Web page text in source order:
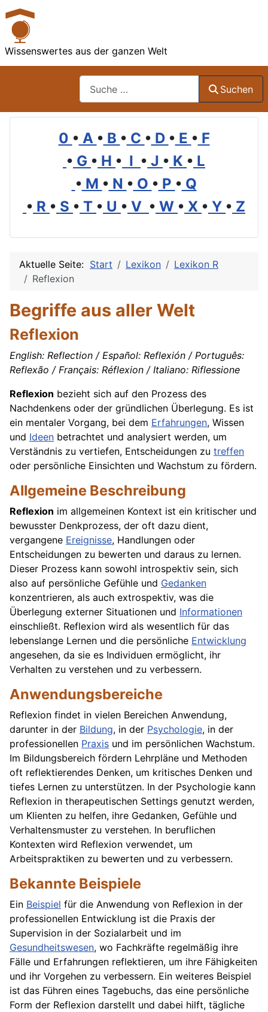
Wissenswertes aus der ganzen Welt
Suchen
0 • A • B • C • D • E • F
• G • H • I • J • K • L
• M • N • O • P • Q
• R • S • T • U • V • W • X • Y • Z
Aktuelle Seite: Start Lexikon
Lexikon R
Reflexion
Begriffe aus aller Welt
Reflexion
English: Reflection / Español: Reflexión / Português:
Reflexão / Français: Réflexion / Italiano: Riflessione
Reflexion bezieht sich auf den Prozess des
Nachdenkens oder der gründlichen Überlegung. Es ist
ein mentaler Vorgang, bei dem Erfahrungen, Wissen
und Ideen betrachtet und analysiert werden, um
Verständnis zu vertiefen, Entscheidungen zu treffen
oder persönliche Einsichten und Wachstum zu fördern.
Allgemeine Beschreibung
Reflexion im allgemeinen Kontext ist ein kritischer und
bewusster Denkprozess, der oft dazu dient,
vergangene Ereignisse, Handlungen oder
Entscheidungen zu bewerten und daraus zu lernen.
Dieser Prozess kann sowohl introspektiv sein, sich
also auf persönliche Gefühle und Gedanken
konzentrieren, als auch extrospektiv, was die
Überlegung externer Situationen und Informationen
einschließt. Reflexion wird als wesentlich für das
lebenslange Lernen und die persönliche Entwicklung
angesehen, da sie es Individuen ermöglicht, ihr
Verhalten zu verstehen und zu verbessern.
Anwendungsbereiche
Reflexion findet in vielen Bereichen Anwendung,
darunter in der Bildung, in der Psychologie, in der
professionellen Praxis und im persönlichen Wachstum.
Im Bildungsbereich fördern Lehrpläne und Methoden
oft reflektierendes Denken, um kritisches Denken und
tiefes Lernen zu unterstützen. In der Psychologie kann
Reflexion in therapeutischen Settings genutzt werden,
um Klienten zu helfen, ihre Gedanken, Gefühle und
Verhaltensmuster zu verstehen. In beruflichen
Kontexten wird Reflexion verwendet, um
Arbeitspraktiken zu bewerten und zu verbessern.
Bekannte Beispiele
Ein Beispiel für die Anwendung von Reflexion in der
professionellen Entwicklung ist die Praxis der
Supervision in der Sozialarbeit und im
Gesundheitswesen, wo Fachkräfte regelmäßig ihre
Fälle und Erfahrungen reflektieren, um ihre Fähigkeiten
und ihr Vorgehen zu verbessern. Ein weiteres Beispiel
ist das Führen eines Tagebuchs, das eine persönliche
Form der Reflexion darstellt und dabei hilft, tägliche